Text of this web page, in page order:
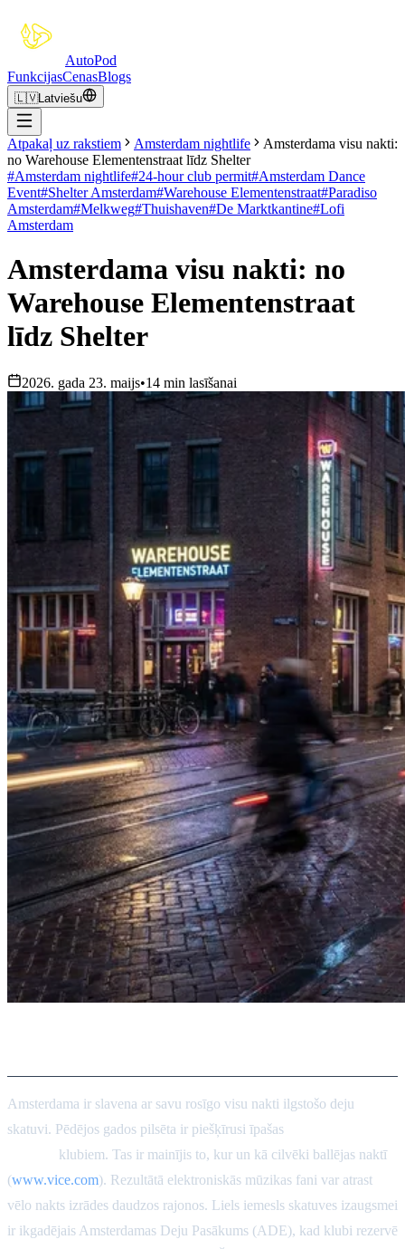
AutoPod
FunkcijasCenasBlogs
🇱🇻Latviešu
Atpakaļ uz rakstiem Amsterdam nightlife
Amsterdama visu nakti:
no Warehouse Elementenstraat līdz Shelter
#Amsterdam nightlife#24-hour club permit#Amsterdam Dance
Event#Shelter Amsterdam#Warehouse Elementenstraat#Paradiso
Amsterdam#Melkweg#Thuishaven#De Marktkantine#Lofi
Amsterdam
Amsterdama visu nakti: no
Warehouse Elementenstraat
līdz Shelter
2026. gada 23. maijs•14 min lasīšanai
Amsterdama ir slavena ar savu rosīgo visu nakti ilgstošo deju
skatuvi. Pēdējos gados pilsēta ir piešķīrusi īpašas
klubiem. Tas ir mainījis to, kur un kā cilvēki ballējas naktī
(www.vice.com). Rezultātā elektroniskās mūzikas fani var atrast
vēlo nakts izrādes daudzos rajonos. Liels iemesls skatuves izaugsmei
ir ikgadējais Amsterdamas Deju Pasākums (ADE), kad klubi rezervē